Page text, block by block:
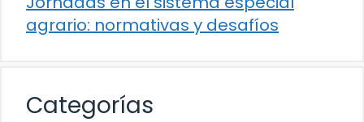
agrario: normativas y desafíos
Categorías